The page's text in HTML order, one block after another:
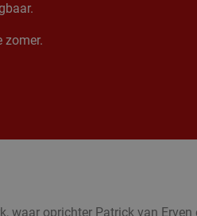
zomer.
waar oprichter Patrick van